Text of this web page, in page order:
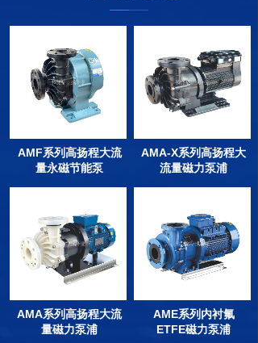
AMF系列高扬程大流
量永磁节能泵
AMA-X系列高扬程大
流量磁力泵浦
AMA系列高扬程大流
量磁力泵浦
AME系列内衬氟
ETFE磁力泵浦
————